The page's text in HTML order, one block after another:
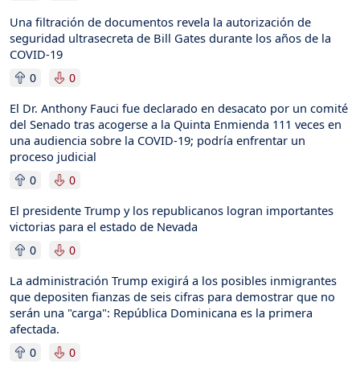
Una filtración de documentos revela la autorización de
seguridad ultrasecreta de Bill Gates durante los años de la
COVID-19
0 0
El Dr. Anthony Fauci fue declarado en desacato por un comité
del Senado tras acogerse a la Quinta Enmienda 111 veces en
una audiencia sobre la COVID-19; podría enfrentar un
proceso judicial
0 0
El presidente Trump y los republicanos logran importantes
victorias para el estado de Nevada
0 0
La administración Trump exigirá a los posibles inmigrantes
que depositen fianzas de seis cifras para demostrar que no
serán una "carga": República Dominicana es la primera
afectada.
0 0